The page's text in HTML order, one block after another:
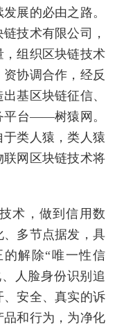
展的必由之路。
技术有限公司，
组织区块链技术
协调合作，经反
基区块链征信、
平台——树猿网。
类人猿，类人猿
网区块链技术将
术，做到信用数
多节点据发，具
解除“唯一性信
人脸身份识别追
安全、真实的诉
和行为，为净化